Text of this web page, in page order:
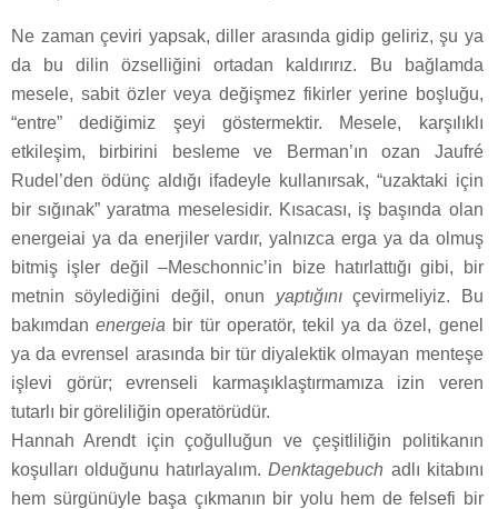
Ne zaman çeviri yapsak, diller arasında gidip geliriz, şu ya
da bu dilin özselliğini ortadan kaldırırız. Bu bağlamda
mesele, sabit özler veya değişmez fikirler yerine boşluğu,
“entre” dediğimiz şeyi göstermektir. Mesele, karşılıklı
etkileşim, birbirini besleme ve Berman’ın ozan Jaufré
Rudel’den ödünç aldığı ifadeyle kullanırsak, “uzaktaki için
bir sığınak” yaratma meselesidir. Kısacası, iş başında olan
energeiai ya da enerjiler vardır, yalnızca erga ya da olmuş
bitmiş işler değil –Meschonnic’in bize hatırlattığı gibi, bir
metnin söylediğini değil, onun yaptığınıçevirmeliyiz. Bu
bakımdanenergeia bir tür operatör, tekil ya da özel, genel
ya da evrensel arasında bir tür diyalektik olmayan menteşe
işlevi görür; evrenseli karmaşıklaştırmamıza izin veren
tutarlı bir göreliliğin operatörüdür.
Hannah Arendt için çoğulluğun ve çeşitliliğin politikanın
koşulları olduğunu hatırlayalım.Denktagebuch adlı kitabını
hem sürgünüyle başa çıkmanın bir yolu hem de felsefi bir